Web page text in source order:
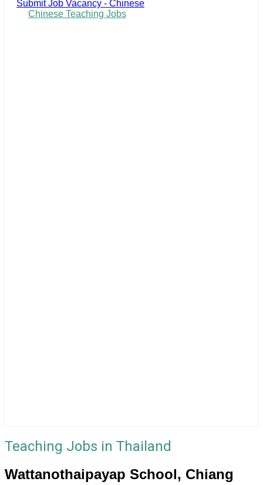
Submit Job Vacancy - Chinese
Chinese Teaching Jobs
Teaching Jobs in Thailand
Wattanothaipayap School, Chiang